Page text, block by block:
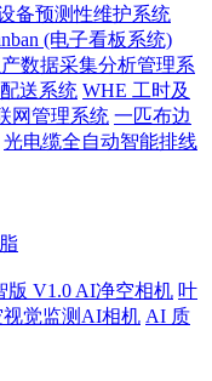
备预测性维护系统
(电子看板系统)
数据采集分析管理系
送系统 WHE 工时及
网管理系统 一匹布边
光电缆全自动智能排线
版 V1.0 AI净空相机 叶
视觉监测AI相机 AI 质